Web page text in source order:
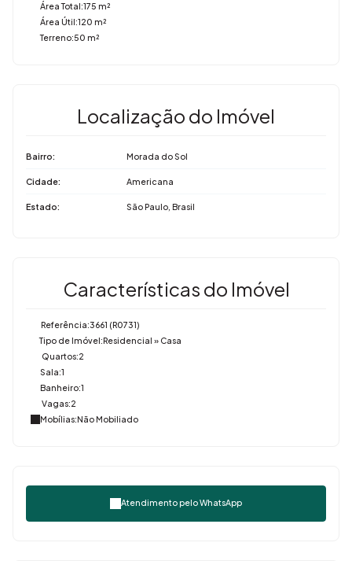
Área Total:175 m²
Área Útil:120 m²
Terreno:50 m²
Localização do Imóvel
Bairro: Morada do Sol
Cidade: Americana
Estado: São Paulo, Brasil
Características do Imóvel
Referência:3661 (R0731)
Tipo de Imóvel:Residencial » Casa
Quartos:2
Sala:1
Banheiro:1
Vagas:2
Mobílias:Não Mobiliado
Atendimento peloWhatsApp